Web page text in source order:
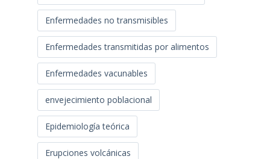
Enfermedades no transmisibles
Enfermedades transmitidas por alimentos
Enfermedades vacunables
envejecimiento poblacional
Epidemiología teórica
Erupciones volcánicas